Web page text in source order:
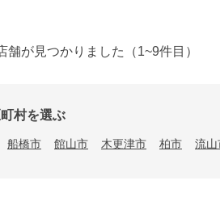
舗が見つかりました （1~9件目）
村を選ぶ
船橋市 館山市 木更津市 柏市 流山